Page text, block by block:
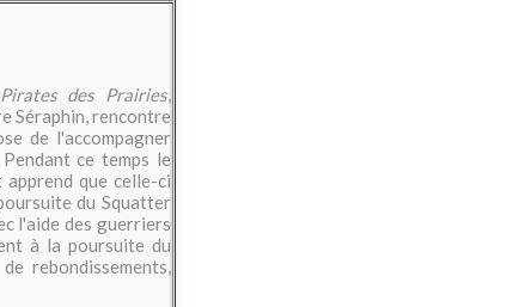
Pirates des Prairies,
Séraphin, rencontre
de l'accompagner
ce temps le
que celle-ci
du Squatter
l'aide des guerriers
à la poursuite du
rebondissements,